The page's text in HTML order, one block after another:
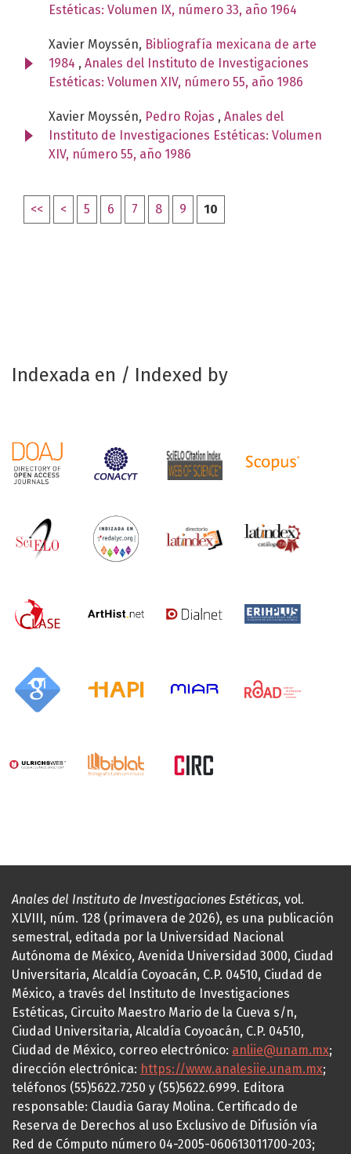
Estéticas: Volumen IX, número 33, año 1964
Xavier Moyssén, Bibliografía mexicana de arte
1984 , Anales del Instituto de Investigaciones
Estéticas: Volumen XIV, número 55, año 1986
Xavier Moyssén, Pedro Rojas , Anales del
Instituto de Investigaciones Estéticas: Volumen
XIV, número 55, año 1986
<< < 5 6 7 8 9 10
Indexada en / Indexed by
Anales del Instituto de Investigaciones Estéticas, vol.
XLVIII, núm. 128 (primavera de 2026), es una publicación
semestral, editada por la Universidad Nacional
Autónoma de México, Avenida Universidad 3000, Ciudad
Universitaria, Alcaldía Coyoacán, C.P. 04510, Ciudad de
México, a través del Instituto de Investigaciones
Estéticas, Circuito Maestro Mario de la Cueva s/n,
Ciudad Universitaria, Alcaldía Coyoacán, C.P. 04510,
Ciudad de México, correo electrónico: anliie@unam.mx;
dirección electrónica: https://www.analesiie.unam.mx;
teléfonos (55)5622.7250 y (55)5622.6999. Editora
responsable: Claudia Garay Molina. Certificado de
Reserva de Derechos al uso Exclusivo de Difusión vía
Red de Cómputo número 04-2005-060613011700-203;